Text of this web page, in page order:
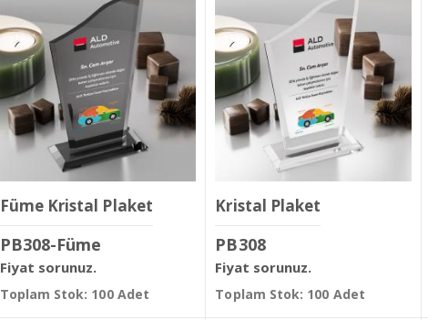
Füme Kristal Plaket
PB308-Füme
Fiyat sorunuz.
Toplam Stok: 100 Adet
Kristal Plaket
PB308
Fiyat sorunuz.
Toplam Stok: 100 Adet